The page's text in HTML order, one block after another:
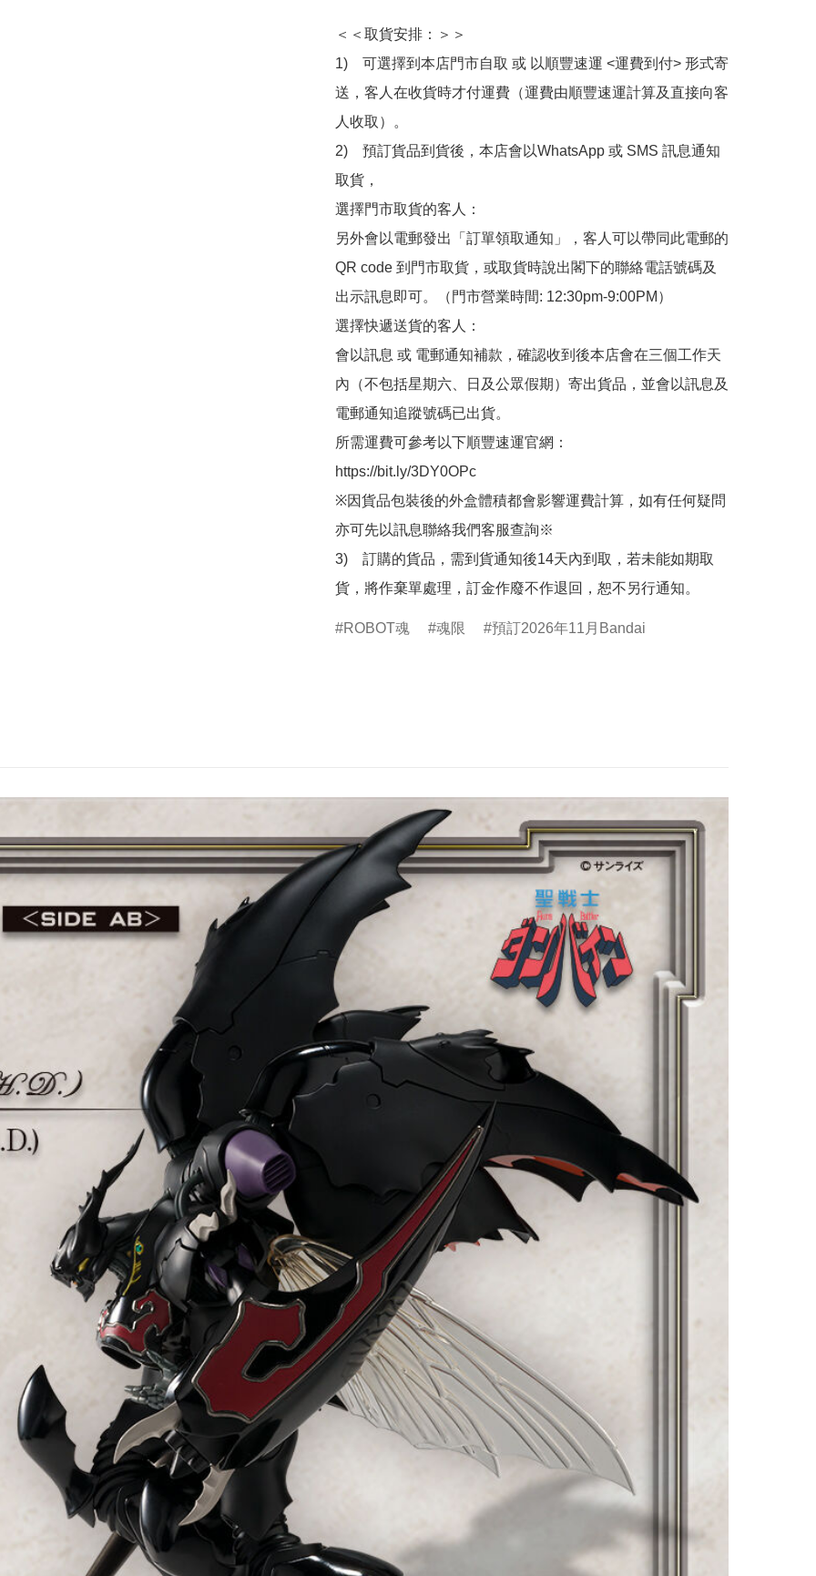
＜＜取貨安排：＞＞
1)　可選擇到本店門市自取 或 以順豐速運 <運費到付> 形式寄
送，客人在收貨時才付運費（運費由順豐速運計算及直接向客
人收取）。
2)　預訂貨品到貨後，本店會以WhatsApp 或 SMS 訊息通知
取貨，
選擇門市取貨的客人：
另外會以電郵發出「訂單領取通知」，客人可以帶同此電郵的
QR code 到門市取貨，或取貨時說出閣下的聯絡電話號碼及
出示訊息即可。（門市營業時間: 12:30pm-9:00PM）
選擇快遞送貨的客人：
會以訊息 或 電郵通知補款，確認收到後本店會在三個工作天
內（不包括星期六、日及公眾假期）寄出貨品，並會以訊息及
電郵通知追蹤號碼已出貨。
所需運費可參考以下順豐速運官網：
https://bit.ly/3DY0OPc
※因貨品包裝後的外盒體積都會影響運費計算，如有任何疑問
亦可先以訊息聯絡我們客服查詢※
3)　訂購的貨品，需到貨通知後14天內到取，若未能如期取
貨，將作棄單處理，訂金作廢不作退回，恕不另行通知。
ROBOT魂 魂限 預訂2026年11月Bandai